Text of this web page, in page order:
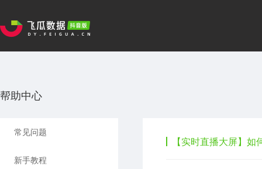
帮助中心
常见问题
新手教程
【实时直播大屏】